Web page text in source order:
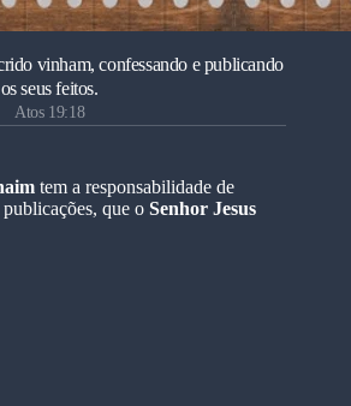
vinham, confessando e publicando
os seus feitos.
Atos 19:18
tem a responsabilidade de
publicações, que o Senhor Jesus